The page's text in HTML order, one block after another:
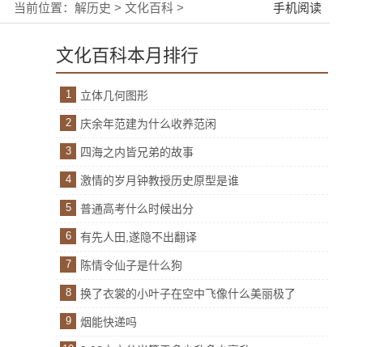
当前位置： 解历史 > 文化百科 > 手机阅读
文化百科本月排行
1 立体几何图形
2 庆余年范建为什么收养范闲
3 四海之内皆兄弟的故事
4 激情的岁月钟教授历史原型是谁
5 普通高考什么时候出分
6 有先人田,遂隐不出翻译
7 陈情令仙子是什么狗
8 换了衣裳的小叶子在空中飞像什么美丽极了
9 烟能快递吗